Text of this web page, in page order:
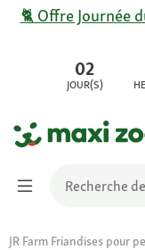
02
JOUR(S)
🐈 Offre Journée
JR Farm Friandises pour